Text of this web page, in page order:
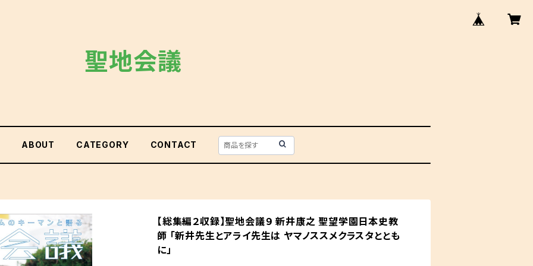
聖地会議
ABOUT CATEGORY CONTACT
【総集編２収録】聖地会議９ 新井康之 聖望学園日本史教
師 「新井先生とアライ先生は ヤマノススメクラスタととも
に」